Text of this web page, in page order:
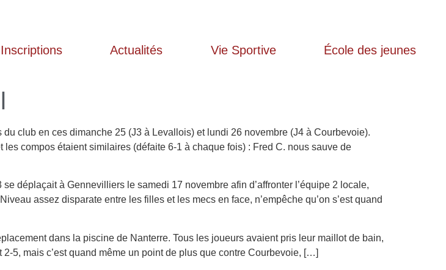
Inscriptions Actualités Vie Sportive École des jeunes
club en ces dimanche 25 (J3 à Levallois) et lundi 26 novembre (J4 à Courbevoie).
compos étaient similaires (défaite 6-1 à chaque fois) : Fred C. nous sauve de
déplaçait à Gennevilliers le samedi 17 novembre afin d’affronter l’équipe 2 locale,
assez disparate entre les filles et les mecs en face, n’empêche qu’on s’est quand
dans la piscine de Nanterre. Tous les joueurs avaient pris leur maillot de bain,
5, mais c’est quand même un point de plus que contre Courbevoie, […]